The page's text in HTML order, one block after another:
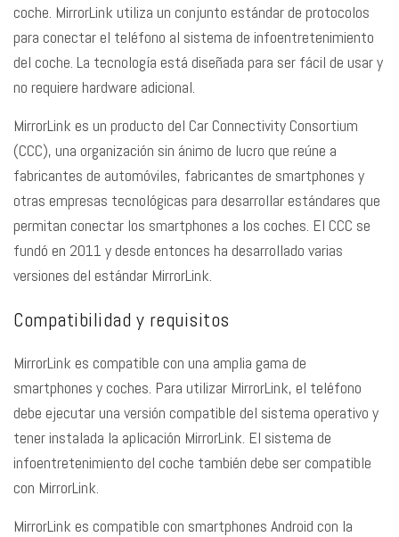
coche. MirrorLink utiliza un conjunto estándar de protocolos
para conectar el teléfono al sistema de infoentretenimiento
del coche. La tecnología está diseñada para ser fácil de usar y
no requiere hardware adicional.
MirrorLink es un producto del Car Connectivity Consortium
(CCC), una organización sin ánimo de lucro que reúne a
fabricantes de automóviles, fabricantes de smartphones y
otras empresas tecnológicas para desarrollar estándares que
permitan conectar los smartphones a los coches. El CCC se
fundó en 2011 y desde entonces ha desarrollado varias
versiones del estándar MirrorLink.
Compatibilidad y requisitos
MirrorLink es compatible con una amplia gama de
smartphones y coches. Para utilizar MirrorLink, el teléfono
debe ejecutar una versión compatible del sistema operativo y
tener instalada la aplicación MirrorLink. El sistema de
infoentretenimiento del coche también debe ser compatible
con MirrorLink.
MirrorLink es compatible con smartphones Android con la